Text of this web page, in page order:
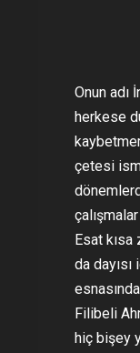
Onun adı
herkese
çetesi
Esat kısa
da dayısı
Filibeli
hiç bişey